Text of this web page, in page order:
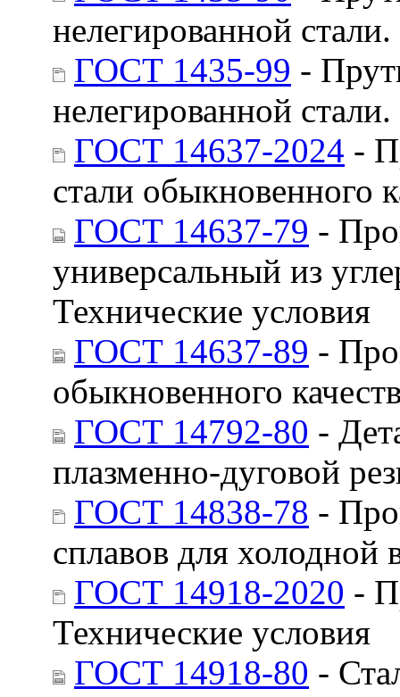
нелегированной
ГОСТ 1435-99 -
нелегированной
ГОСТ 14637-2024 -
стали обыкновенного
ГОСТ 14637-79 -
универсальный из
Технические условия
ГОСТ 14637-89 -
обыкновенного
ГОСТ 14792-80 -
плазменно-дуговой
ГОСТ 14838-78 -
сплавов для холодной
ГОСТ 14918-2020 -
Технические условия
ГОСТ 14918-80 -